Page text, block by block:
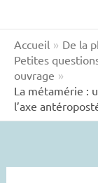
Accueil
De la
Petites
ouvrage
La métamérie :
l’axe